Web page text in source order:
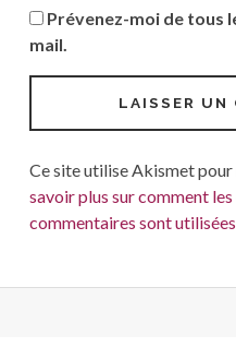
Prévenez-moi de tous
mail.
Ce site utilise Akismet
savoir plus sur comment les
commentaires sont utilisées